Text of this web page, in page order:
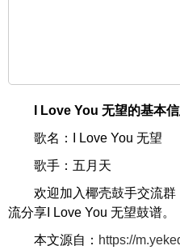
I Love You 无望的基本信
歌名：I Love You 无望
歌手：五月天
欢迎加入椰壳鼓手交流
流分享I Love You 无望鼓谱。
本文源自： https://